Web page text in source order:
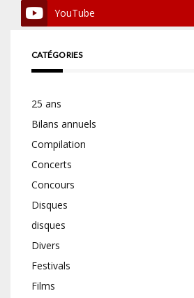
YouTube
CATÉGORIES
25 ans
Bilans annuels
Compilation
Concerts
Concours
Disques
disques
Divers
Festivals
Films